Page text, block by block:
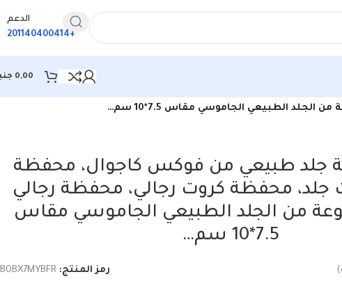
الدعم
+201140400414
0,00
الطبيعي الجاموسي مقاس 7.5*10 سم…
جلد طبيعي من فوكس كاجوال، محفظة
جلد، محفظة كروت رجالي، محفظة رجالي
من الجلد الطبيعي الجاموسي مقاس
7.5*10 سم…
رمز المنتج: B0BX7MYBFR